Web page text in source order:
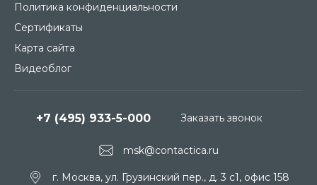
Политика конфиденциальности
Сертификаты
Карта сайта
Видеоблог
msk@contactica.ru
+7 (495) 933-5-000
г. Москва, ул. Грузинский пер., д. 3 c1, офис 158
Заказать звонок